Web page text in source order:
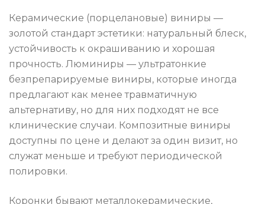
Керамические (порцелановые) виниры —
золотой стандарт эстетики: натуральный блеск,
устойчивость к окрашиванию и хорошая
прочность. Люминиры — ультратонкие
безпрепарируемые виниры, которые иногда
предлагают как менее травматичную
альтернативу, но для них подходят не все
клинические случаи. Композитные виниры
доступны по цене и делают за один визит, но
служат меньше и требуют периодической
полировки.
Коронки бывают металлокерамические,